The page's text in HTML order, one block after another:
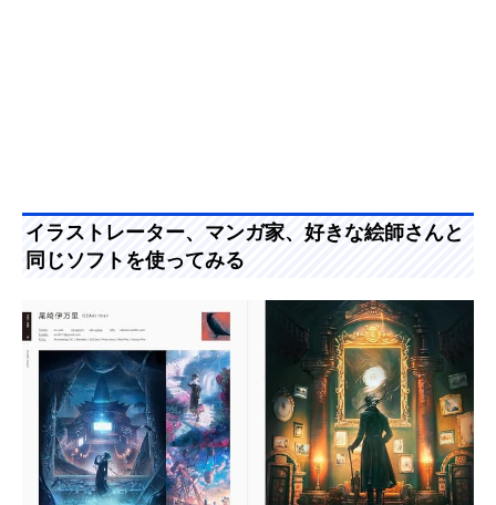
イラストレーター、マンガ家、好きな絵師さんと
同じソフトを使ってみる